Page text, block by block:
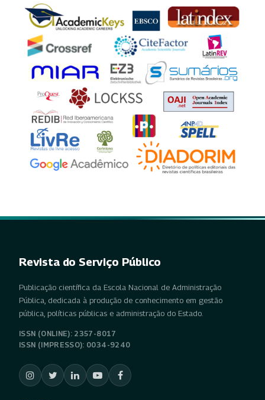
Revista do Serviço Público
Publicação científica da Escola Nacional de Administração
Pública, dedicada à produção de conhecimento em gestão
pública, políticas públicas e administração do Estado.
ISSN (ONLINE): 2357-8017
ISSN (IMPRESSO): 0034-9240